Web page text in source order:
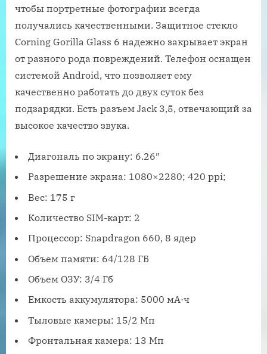
чтобы портретные фотографии всегда
получались качественными. Защитное стекло
Corning Gorilla Glass 6 надежно закрывает экран
от разного рода повреждений. Телефон оснащен
системой Android, что позволяет ему
качественно работать до двух суток без
подзарядки. Есть разъем Jack 3,5, отвечающий за
высокое качество звука.
Диагональ по экрану: 6.26″
Разрешение экрана: 1080×2280; 420 ppi;
Вес: 175 г
Количество SIM-карт: 2
Процессор: Snapdragon 660, 8 ядер
Объем памяти: 64/128 ГБ
Объем ОЗУ: 3/4 Гб
Емкость аккумулятора: 5000 мА·ч
Тыловые камеры: 15/2 Мп
Фронтальная камера: 13 Мп